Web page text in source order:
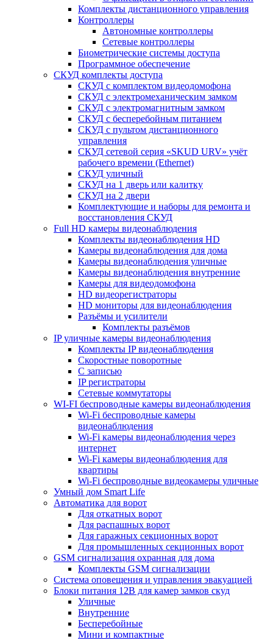
Комплекты дистанционного управления
Контроллеры
Автономные контроллеры
Сетевые контроллеры
Биометрические системы доступа
Программное обеспечение
СКУД комплекты доступа
СКУД с комплектом видеодомофона
СКУД с электромеханическим замком
СКУД с электромагнитным замком
СКУД с бесперебойным питанием
СКУД с пультом дистанционного
управления
СКУД сетевой серия «SKUD URV» учёт
рабочего времени (Ethernet)
СКУД уличный
СКУД на 1 дверь или калитку
СКУД на 2 двери
Комплектующие и наборы для ремонта и
восстановления СКУД
Full HD камеры видеонаблюдения
Комплекты видеонаблюдения HD
Камеры видеонаблюдения для дома
Камеры видеонаблюдения уличные
Камеры видеонаблюдения внутренние
Камеры для видеодомофона
HD видеорегистраторы
HD мониторы для видеонаблюдения
Разъёмы и усилители
Комплекты разъёмов
IP уличные камеры видеонаблюдения
Комплекты IP видеонаблюдения
Скоростные поворотные
С записью
IP регистраторы
Сетевые коммутаторы
WI-FI беспроводные камеры видеонаблюдения
Wi-Fi беспроводные камеры
видеонаблюдения
Wi-Fi камеры видеонаблюдения через
интернет
Wi-Fi камеры видеонаблюдения для
квартиры
Wi-Fi беспроводные видеокамеры уличные
Умный дом Smart Life
Автоматика для ворот
Для откатных ворот
Для распашных ворот
Для гаражных секционных ворот
Для промышленных секционных ворот
GSM сигнализация охранная для дома
Комплекты GSM сигнализации
Cистема оповещения и управления эвакуацией
Блоки питания 12В для камер замков скуд
Уличные
Внутренние
Бесперебойные
Мини и компактные